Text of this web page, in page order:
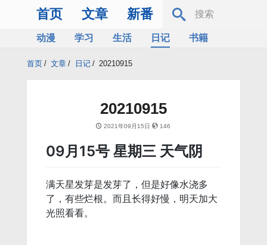
首页 文章 新番
动漫 学习 生活 日记
书籍
首页 / 文章 / 日记 / 20210915
20210915
2021年09月15日 146
09月15号 星期三 天气阴
满天星发芽是发芽了，但是好像水浇多
了，有些烂根。而且长得好慢，明天加大
光照看看。